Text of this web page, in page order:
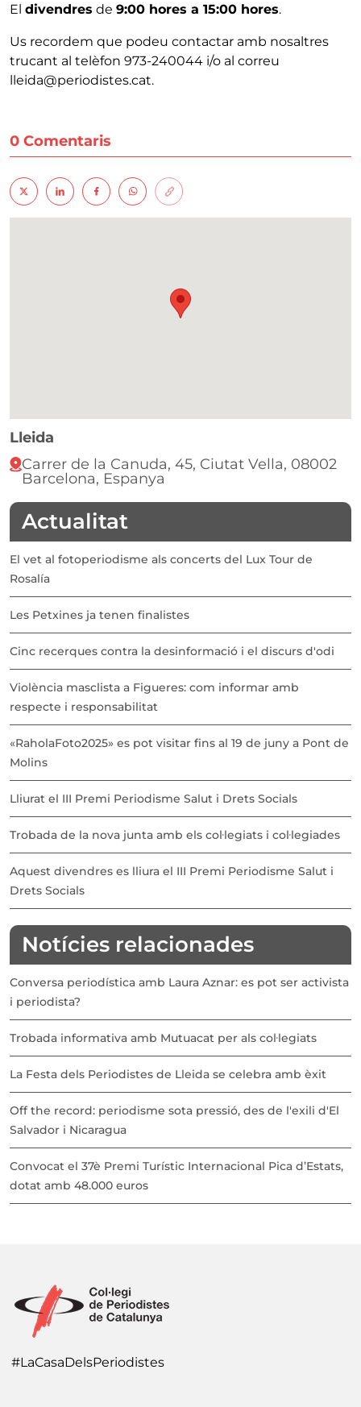
El divendres de 9:00 hores a 15:00 hores.
Us recordem que podeu contactar amb nosaltres
trucant al telèfon 973-240044 i/o al correu
lleida@periodistes.cat.
0 Comentaris
Lleida
Carrer de la Canuda, 45, Ciutat Vella, 08002
Barcelona, Espanya
Actualitat
El vet al fotoperiodisme als concerts del Lux Tour de
Rosalía
Les Petxines ja tenen finalistes
Cinc recerques contra la desinformació i el discurs d'odi
Violència masclista a Figueres: com informar amb
respecte i responsabilitat
«RaholaFoto2025» es pot visitar fins al 19 de juny a Pont de
Molins
Lliurat el III Premi Periodisme Salut i Drets Socials
Trobada de la nova junta amb els col·legiats i col·legiades
Aquest divendres es lliura el III Premi Periodisme Salut i
Drets Socials
Notícies relacionades
Conversa periodística amb Laura Aznar: es pot ser activista
i periodista?
Trobada informativa amb Mutuacat per als col·legiats
La Festa dels Periodistes de Lleida se celebra amb èxit
Off the record: periodisme sota pressió, des de l'exili d'El
Salvador i Nicaragua
Convocat el 37è Premi Turístic Internacional Pica d’Estats,
dotat amb 48.000 euros
#LaCasaDelsPeriodistes